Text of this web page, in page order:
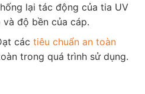
lại tác động của tia UV
độ bền của cáp.
các tiêu chuẩn an toàn
trong quá trình sử dụng.